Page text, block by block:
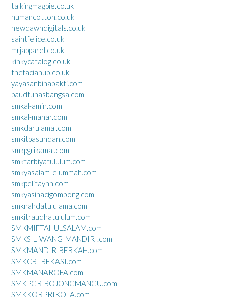
talkingmagpie.co.uk
humancotton.co.uk
newdawndigitals.co.uk
saintfelice.co.uk
mrjapparel.co.uk
kinkycatalog.co.uk
thefaciahub.co.uk
yayasanbinabakti.com
paudtunasbangsa.com
smkal-amin.com
smkal-manar.com
smkdarulamal.com
smkitpasundan.com
smkpgrikamal.com
smktarbiyatululum.com
smkyasalam-elummah.com
smkpelitaynh.com
smkyasinacigombong.com
smknahdatululama.com
smkitraudhatululum.com
SMKMIFTAHULSALAM.com
SMKSILIWANGIMANDIRI.com
SMKMANDIRIBERKAH.com
SMKCBTBEKASI.com
SMKMANAROFA.com
SMKPGRIBOJONGMANGU.com
SMKKORPRIKOTA.com